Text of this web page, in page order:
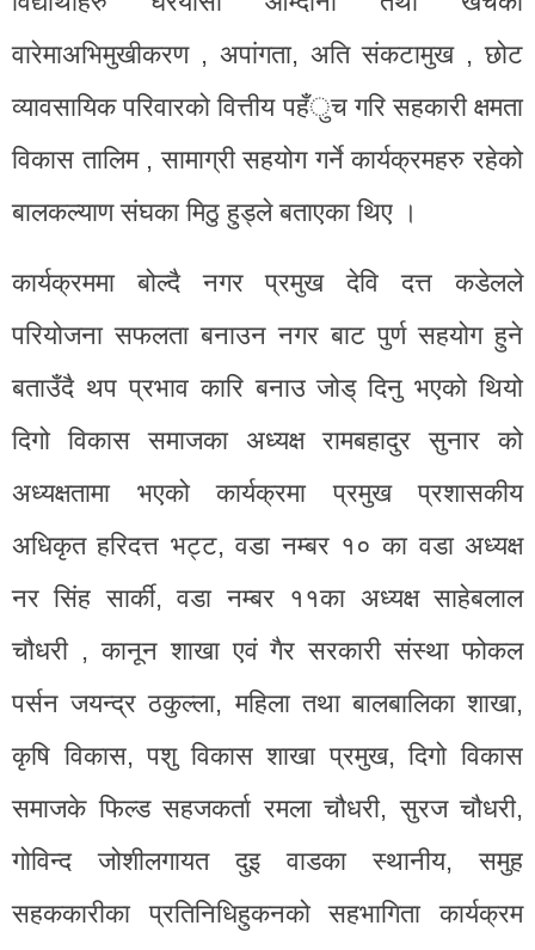
वारेमाअभिमुखीकरण , अपांगता, अति संकटामुख , छोट
व्यावसायिक परिवारको वित्तीय पहँुच गरि सहकारी क्षमता
विकास तालिम , सामाग्री सहयोग गर्ने कार्यक्रमहरु रहेको
बालकल्याण संघका मिठु हुड्ले बताएका थिए ।
कार्यक्रममा बोल्दै नगर प्रमुख देवि दत्त कडेलले
परियोजना सफलता बनाउन नगर बाट पुर्ण सहयोग हुने
बताउँदै थप प्रभाव कारि बनाउ जोड् दिनु भएको थियो
दिगो विकास समाजका अध्यक्ष रामबहादुर सुनार को
अध्यक्षतामा भएको कार्यक्रमा प्रमुख प्रशासकीय
अधिकृत हरिदत्त भट्ट, वडा नम्बर १० का वडा अध्यक्ष
नर सिंह सार्की, वडा नम्बर ११का अध्यक्ष साहेबलाल
चौधरी , कानून शाखा एवं गैर सरकारी संस्था फोकल
पर्सन जयन्द्र ठकुल्ला, महिला तथा बालबालिका शाखा,
कृषि विकास, पशु विकास शाखा प्रमुख, दिगो विकास
समाजके फिल्ड सहजकर्ता रमला चौधरी, सुरज चौधरी,
गोविन्द जोशीलगायत दुइ वाडका स्थानीय, समुह
सहककारीका प्रतिनिधिहुकनको सहभागिता कार्यक्रम